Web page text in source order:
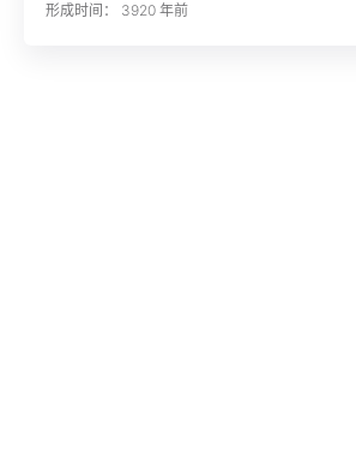
形成时间： 3920 年前